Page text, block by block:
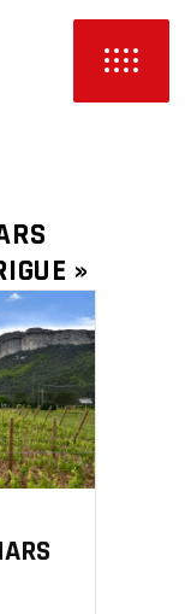
»